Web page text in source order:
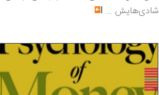
شادی‌هایش ...